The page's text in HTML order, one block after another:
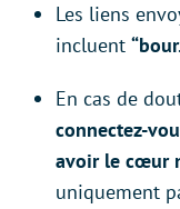
Les liens
incluent
En cas de
connectez-
avoir le cœur
uniquement